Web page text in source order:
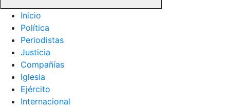
Inicio
Política
Periodistas
Justicia
Compañías
Iglesia
Ejército
Internacional